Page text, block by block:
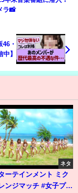
ラ📸
・
】
ネタ
ーテインメント ミク
ンジマッチ #女子プロ